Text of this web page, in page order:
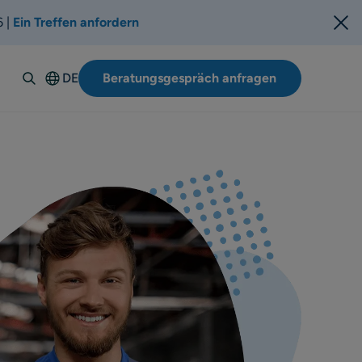
| Ein Treffen anfordern
DE
English
Suomi
Svenska
Norsk
Dansk
Polski
Português-
BR
Beratungsgespräch anfragen